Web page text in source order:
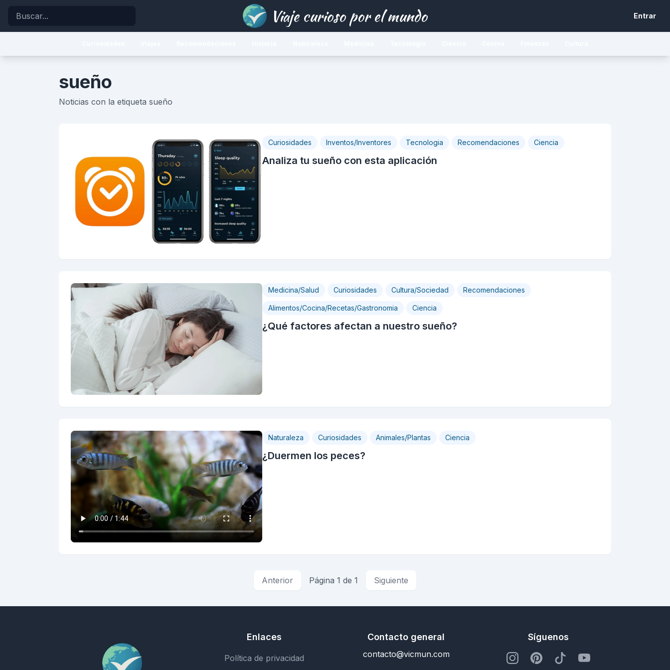
Buscar Viaje curioso por el mundo Entrar
sueño
Noticias con la etiqueta sueño
Curiosidades Inventos/Inventores Tecnologia Recomendaciones Ciencia
Analiza tu sueño con esta aplicación
Medicina/Salud Curiosidades Cultura/Sociedad Recomendaciones
Alimentos/Cocina/Recetas/Gastronomia Ciencia
¿Qué factores afectan a nuestro sueño?
Naturaleza Curiosidades Animales/Plantas Ciencia
¿Duermen los peces?
Anterior Página 1 de 1 Siguiente
Enlaces
Política de privacidad
Contacto general
contacto@vicmun.com
Síguenos